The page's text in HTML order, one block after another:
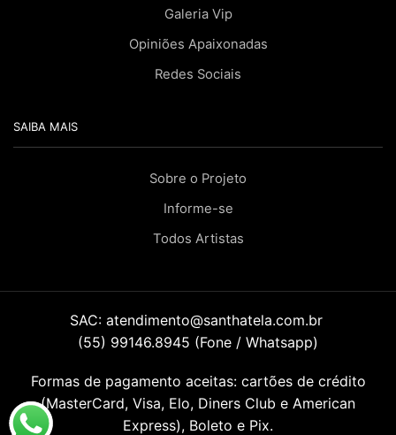
Galeria Vip
Opiniões Apaixonadas
Redes Sociais
SAIBA MAIS
Sobre o Projeto
Informe-se
Todos Artistas
SAC: atendimento@santhatela.com.br
(55) 99146.8945 (Fone / Whatsapp)
Formas de pagamento aceitas: cartões de crédito
(MasterCard, Visa, Elo, Diners Club e American
Express), Boleto e Pix.